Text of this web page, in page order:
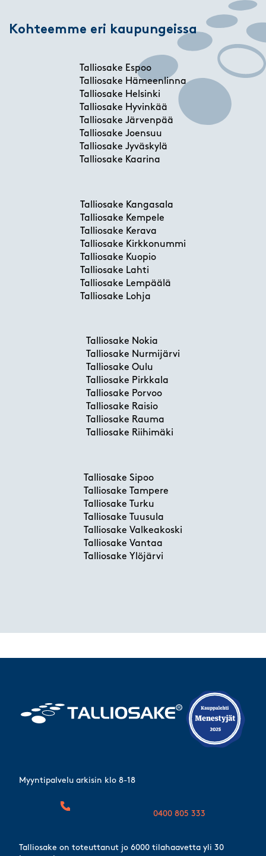
Kohteemme eri kaupungeissa
Talliosake Espoo
Talliosake Hämeenlinna
Talliosake Helsinki
Talliosake Hyvinkää
Talliosake Järvenpää
Talliosake Joensuu
Talliosake Jyväskylä
Talliosake Kaarina
Talliosake Kangasala
Talliosake Kempele
Talliosake Kerava
Talliosake Kirkkonummi
Talliosake Kuopio
Talliosake Lahti
Talliosake Lempäälä
Talliosake Lohja
Talliosake Nokia
Talliosake Nurmijärvi
Talliosake Oulu
Talliosake Pirkkala
Talliosake Porvoo
Talliosake Raisio
Talliosake Rauma
Talliosake Riihimäki
Talliosake Sipoo
Talliosake Tampere
Talliosake Turku
Talliosake Tuusula
Talliosake Valkeakoski
Talliosake Vantaa
Talliosake Ylöjärvi
Myyntipalvelu arkisin klo 8-18
0400 805 333
Talliosake on toteuttanut jo 6000 tilahaavetta yli 30